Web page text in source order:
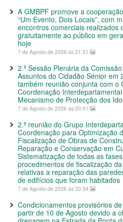
A GMBPF promove a
“Um Evento, Dois Locais”, com
encontros comerciais realizados
gratuitamente ao público em
hoje
7 de Agosto de 2026 às 21:31
2.ª Sessão Plenária da
Assuntos do Cidadão Sénior em
também reunião conjunta com o
Coordenação
Mecanismo de Protecção dos
7 de Agosto de 2026 às 20:41
2.ª reunião do Grupo
Coordenação para Optimização
Fiscalização de Obras de
Reparação e Conservação em
Sistematização de todas as
procedimentos de fiscalização
relativas a reparação das
de edifícios que foram habitados
7 de Agosto de 2026 às 20:34
Condicionamentos provisórios
partir de 10 de Agosto devido a